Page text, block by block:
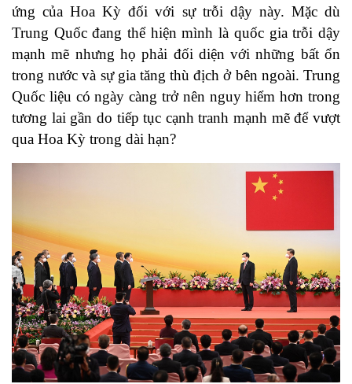
ứng của Hoa Kỳ đối với sự trỗi dậy này. Mặc dù
Trung Quốc đang thể hiện mình là quốc gia trỗi dậy
mạnh mẽ nhưng họ phải đối diện với những bất ổn
trong nước và sự gia tăng thù địch ở bên ngoài. Trung
Quốc liệu có ngày càng trở nên nguy hiểm hơn trong
tương lai gần do tiếp tục cạnh tranh mạnh mẽ để vượt
qua Hoa Kỳ trong dài hạn?